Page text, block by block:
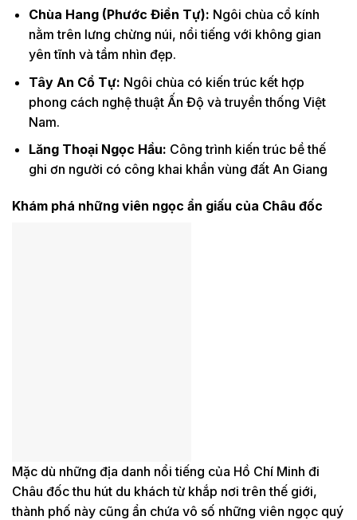
Chùa Hang (Phước Điền Tự): Ngôi chùa cổ kính
nằm trên lưng chừng núi, nổi tiếng với không gian
yên tĩnh và tầm nhìn đẹp.
Tây An Cổ Tự: Ngôi chùa có kiến trúc kết hợp
phong cách nghệ thuật Ấn Độ và truyền thống Việt
Nam.
Lăng Thoại Ngọc Hầu: Công trình kiến trúc bề thế
ghi ơn người có công khai khẩn vùng đất An Giang
Khám phá những viên ngọc ẩn giấu của Châu đốc
Mặc dù những địa danh nổi tiếng của Hồ Chí Minh đi
Châu đốc thu hút du khách từ khắp nơi trên thế giới,
thành phố này cũng ẩn chứa vô số những viên ngọc quý